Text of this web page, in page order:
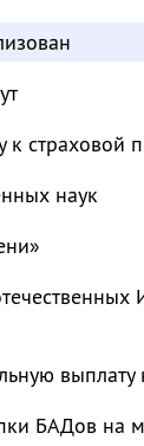
страховой
наук
выплату
БАДов на